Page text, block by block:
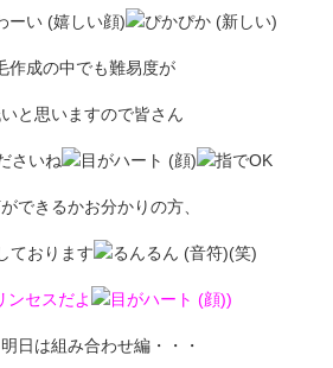
作成の中でも難易度が
と思いますので皆さん
さいね
できるかお分かりの方、
ております (笑)
ンセスだよ )
日は組み合わせ編・・・